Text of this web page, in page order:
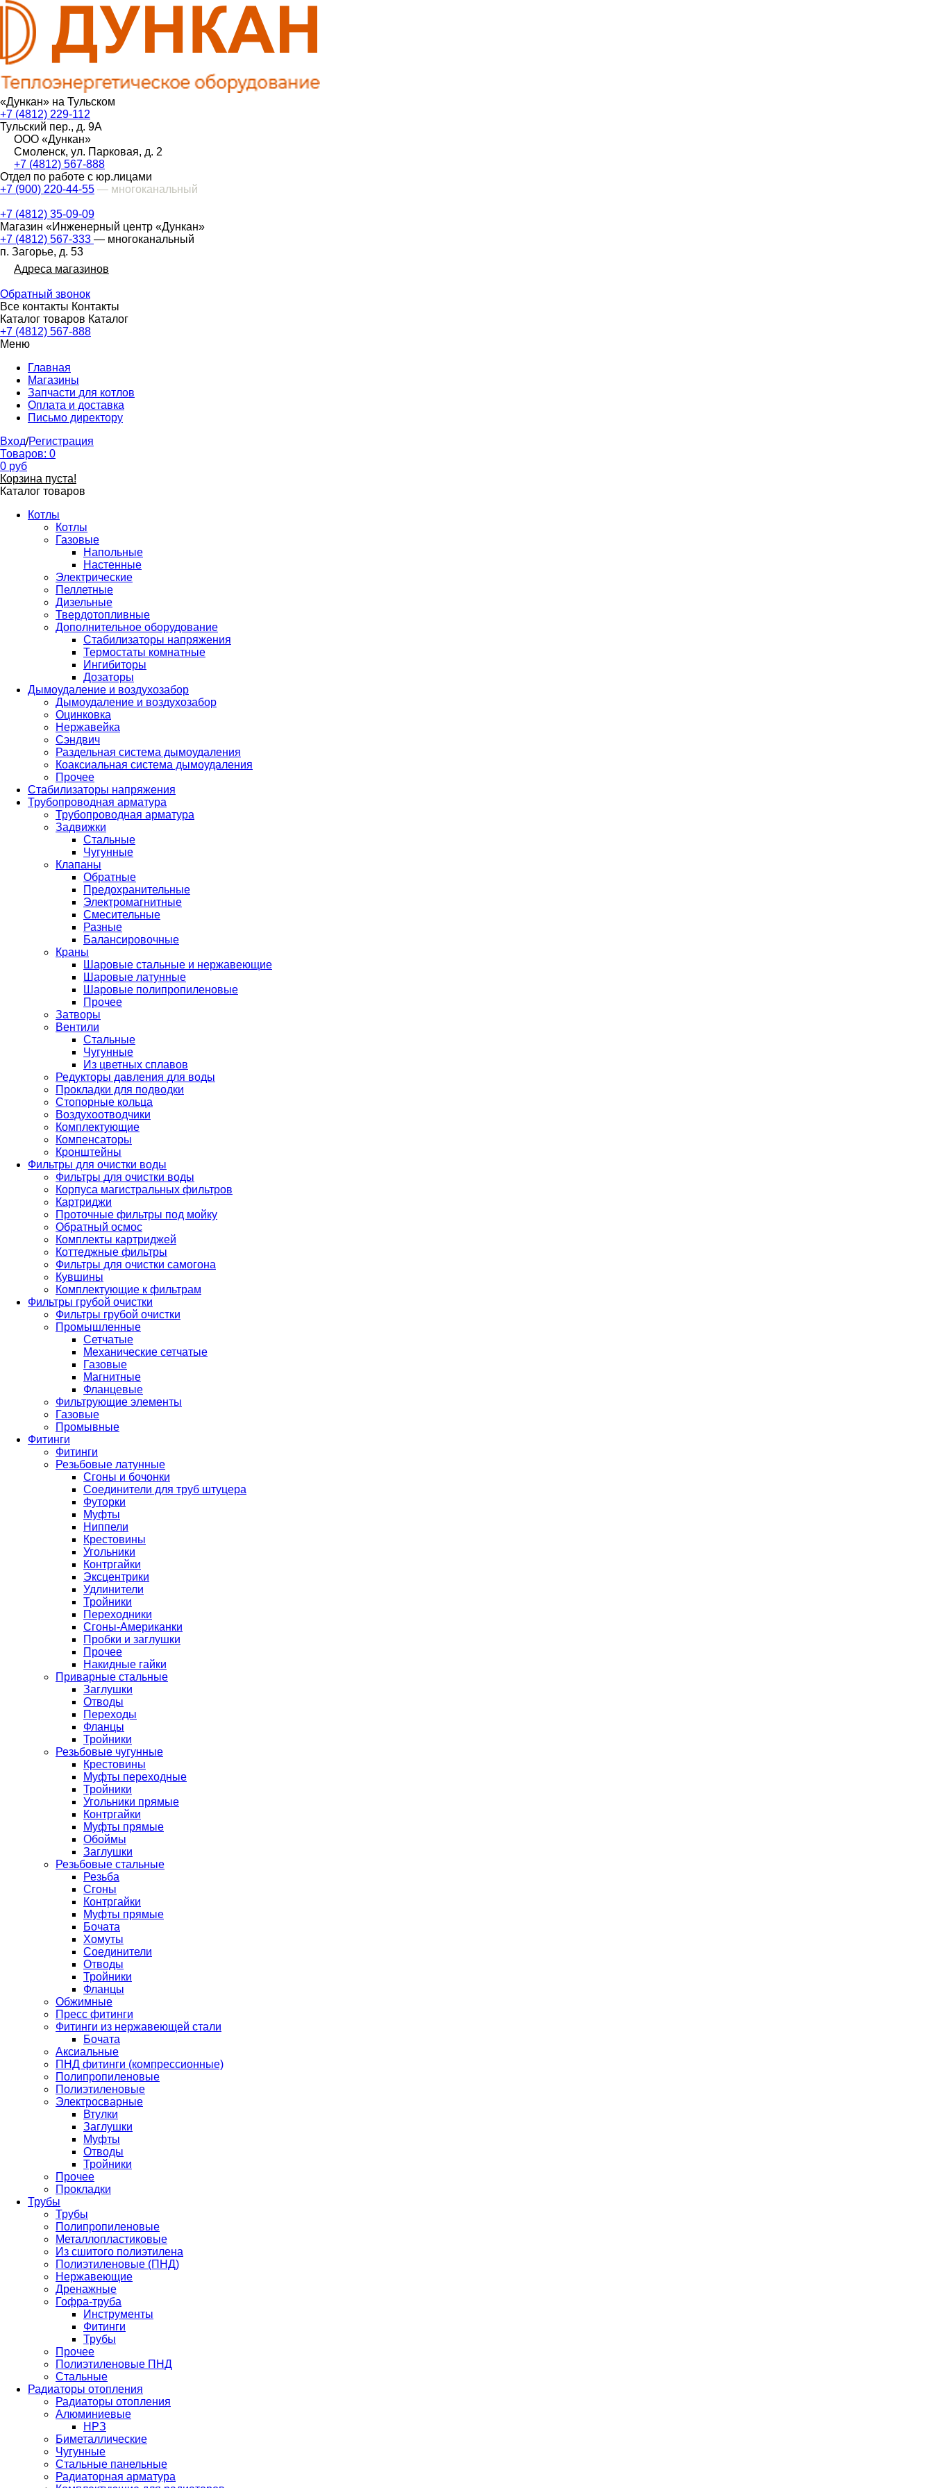
«Дункан» на Тульском
+7 (4812) 229-112
Тульский пер., д. 9А
ООО «Дункан»
Смоленск, ул. Парковая, д. 2
+7 (4812) 567-888
Отдел по работе с юр.лицами
+7 (900) 220-44-55 — многоканальный
+7 (4812) 35-09-09
Магазин «Инженерный центр «Дункан»
+7 (4812) 567-333 — многоканальный
п. Загорье, д. 53
Адреса магазинов
Обратный звонок
Все контакты Контакты
Каталог товаров Каталог
+7 (4812) 567-888
Меню
Главная
Магазины
Запчасти для котлов
Оплата и доставка
Письмо директору
Вход/Регистрация
Товаров: 0
0 руб
Корзина пуста!
Каталог товаров
Котлы
Котлы
Газовые
Напольные
Настенные
Электрические
Пеллетные
Дизельные
Твердотопливные
Дополнительное оборудование
Стабилизаторы напряжения
Термостаты комнатные
Ингибиторы
Дозаторы
Дымоудаление и воздухозабор
Дымоудаление и воздухозабор
Оцинковка
Нержавейка
Сэндвич
Раздельная система дымоудаления
Коаксиальная система дымоудаления
Прочее
Стабилизаторы напряжения
Трубопроводная арматура
Трубопроводная арматура
Задвижки
Стальные
Чугунные
Клапаны
Обратные
Предохранительные
Электромагнитные
Смесительные
Разные
Балансировочные
Краны
Шаровые стальные и нержавеющие
Шаровые латунные
Шаровые полипропиленовые
Прочее
Затворы
Вентили
Стальные
Чугунные
Из цветных сплавов
Редукторы давления для воды
Прокладки для подводки
Стопорные кольца
Воздухоотводчики
Комплектующие
Компенсаторы
Кронштейны
Фильтры для очистки воды
Фильтры для очистки воды
Корпуса магистральных фильтров
Картриджи
Проточные фильтры под мойку
Обратный осмос
Комплекты картриджей
Коттеджные фильтры
Фильтры для очистки самогона
Кувшины
Комплектующие к фильтрам
Фильтры грубой очистки
Фильтры грубой очистки
Промышленные
Сетчатые
Механические сетчатые
Газовые
Магнитные
Фланцевые
Фильтрующие элементы
Газовые
Промывные
Фитинги
Фитинги
Резьбовые латунные
Сгоны и бочонки
Соединители для труб штуцера
Футорки
Муфты
Ниппели
Крестовины
Угольники
Контргайки
Эксцентрики
Удлинители
Тройники
Переходники
Сгоны-Американки
Пробки и заглушки
Прочее
Накидные гайки
Приварные стальные
Заглушки
Отводы
Переходы
Фланцы
Тройники
Резьбовые чугунные
Крестовины
Муфты переходные
Тройники
Угольники прямые
Контргайки
Муфты прямые
Обоймы
Заглушки
Резьбовые стальные
Резьба
Сгоны
Контргайки
Муфты прямые
Бочата
Хомуты
Соединители
Отводы
Тройники
Фланцы
Обжимные
Пресс фитинги
Фитинги из нержавеющей стали
Бочата
Аксиальные
ПНД фитинги (компрессионные)
Полипропиленовые
Полиэтиленовые
Электросварные
Втулки
Заглушки
Муфты
Отводы
Тройники
Прочее
Прокладки
Трубы
Трубы
Полипропиленовые
Металлопластиковые
Из сшитого полиэтилена
Полиэтиленовые (ПНД)
Нержавеющие
Дренажные
Гофра-труба
Инструменты
Фитинги
Трубы
Прочее
Полиэтиленовые ПНД
Стальные
Радиаторы отопления
Радиаторы отопления
Алюминиевые
НРЗ
Биметаллические
Чугунные
Стальные панельные
Радиаторная арматура